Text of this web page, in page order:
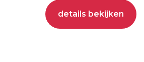
details bekijken